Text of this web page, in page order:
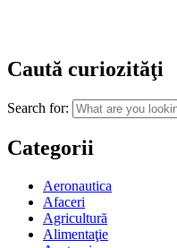
Caută curiozităţi
Search for:
Categorii
Aeronautica
Afaceri
Agricultură
Alimentaţie